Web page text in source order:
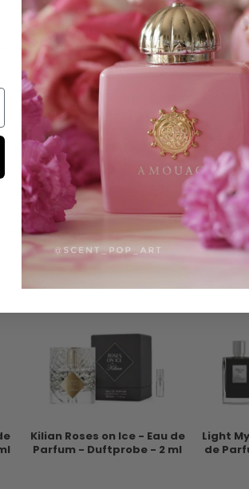
de Parfum - Duftprobe
Diese Duftprobe enthüllt eine
präsentiert frische Bergamotte, die von
exotischen Würze von Kardamom.
Kilian Back to Back ist der perfekte
Kilian Roses on Ice - Eau de
Parfum - Duftprobe - 2 ml
Light
de